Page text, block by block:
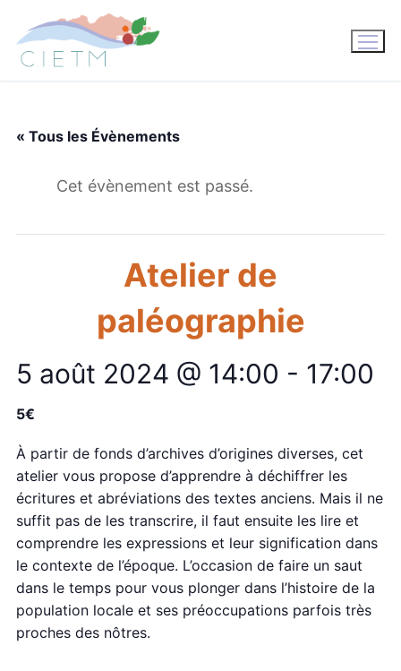
contenu
« Tous les Évènements
Cet évènement est passé.
Atelier de
paléographie
5 août 2024 @ 14:00 - 17:00
5€
À partir de fonds d’archives d’origines diverses, cet
atelier vous propose d’apprendre à déchiffrer les
écritures et abréviations des textes anciens. Mais il ne
suffit pas de les transcrire, il faut ensuite les lire et
comprendre les expressions et leur signification dans
le contexte de l’époque. L’occasion de faire un saut
dans le temps pour vous plonger dans l’histoire de la
population locale et ses préoccupations parfois très
proches des nôtres.